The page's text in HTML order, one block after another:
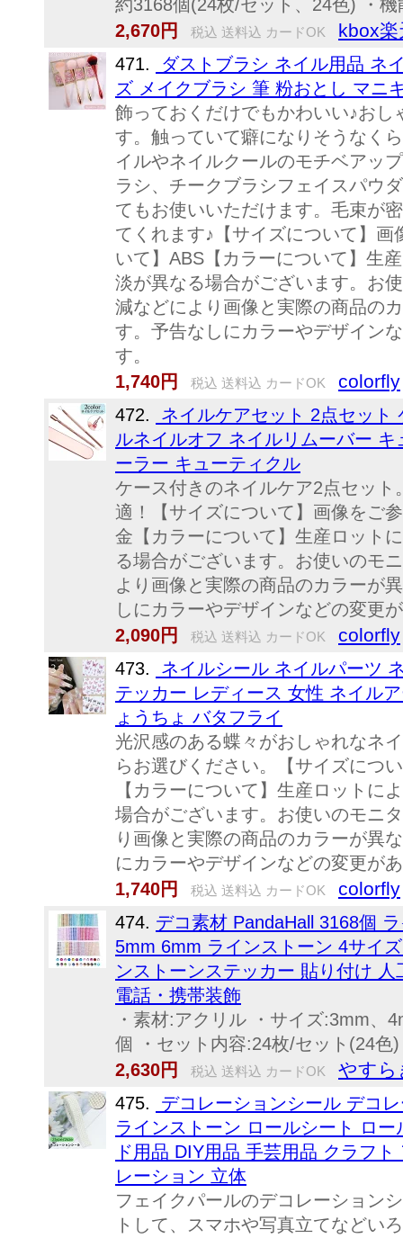
約3168個(24枚/セット、24色) ・
2,670円
税込 送料込 カードOK kbox楽
471.
ダストブラシ ネイル用品 ネ
ズ メイクブラシ 筆 粉おとし マニ
飾っておくだけでもかわいい♪お
す。触っていて癖になりそうなく
イルやネイルクールのモチベアッ
ラシ、チークブラシフェイスパウ
てもお使いいただけます。毛束が
てくれます♪【サイズについて】
いて】ABS【カラーについて】生
淡が異なる場合がございます。お
減などにより画像と実際の商品の
す。予告なしにカラーやデザイン
す。
1,740円
税込 送料込 カードOK colorfly
472.
ネイルケアセット 2点セット
ルネイルオフ ネイルリムーバー
ーラー キューティクル
ケース付きのネイルケア2点セッ
適！【サイズについて】画像をご
金【カラーについて】生産ロット
る場合がございます。お使いのモ
より画像と実際の商品のカラーが
しにカラーやデザインなどの変更
2,090円
税込 送料込 カードOK colorfly
473.
ネイルシール ネイルパーツ
テッカー レディース 女性 ネイル
ょうちょ バタフライ
光沢感のある蝶々がおしゃれなネ
らお選びください。【サイズにつ
【カラーについて】生産ロットに
場合がございます。お使いのモニ
り画像と実際の商品のカラーが異
にカラーやデザインなどの変更が
1,740円
税込 送料込 カードOK colorfly
474. デコ素材 PandaHall 3168個
5mm 6mm ラインストーン 4サイ
ンストーンステッカー 貼り付け
電話・携帯装飾
・素材:アクリル ・サイズ:3mm、
個 ・セット内容:24枚/セット(24色
2,630円
税込 送料込 カードOK やすら
475.
デコレーションシール デコ
ラインストーン ロールシート ロ
ド用品 DIY用品 手芸用品 クラフ
レーション 立体
フェイクパールのデコレーション
トして、スマホや写真立てなどい